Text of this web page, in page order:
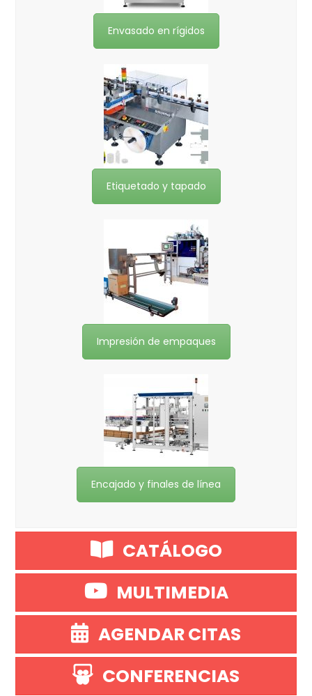
Envasado en rígidos
Etiquetado y tapado
Impresión de empaques
Encajado y finales de línea
CATÁLOGO
MULTIMEDIA
AGENDAR CITAS
CONFERENCIAS